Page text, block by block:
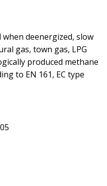
deenergized, slow
gas, town gas, LPG
produced methane
to EN 161, EC type